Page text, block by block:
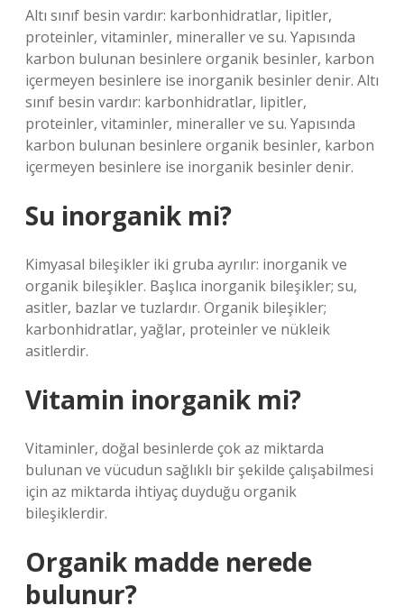
Altı sınıf besin vardır: karbonhidratlar, lipitler,
proteinler, vitaminler, mineraller ve su. Yapısında
karbon bulunan besinlere organik besinler, karbon
içermeyen besinlere ise inorganik besinler denir. Altı
sınıf besin vardır: karbonhidratlar, lipitler,
proteinler, vitaminler, mineraller ve su. Yapısında
karbon bulunan besinlere organik besinler, karbon
içermeyen besinlere ise inorganik besinler denir.
Su inorganik mi?
Kimyasal bileşikler iki gruba ayrılır: inorganik ve
organik bileşikler. Başlıca inorganik bileşikler; su,
asitler, bazlar ve tuzlardır. Organik bileşikler;
karbonhidratlar, yağlar, proteinler ve nükleik
asitlerdir.
Vitamin inorganik mi?
Vitaminler, doğal besinlerde çok az miktarda
bulunan ve vücudun sağlıklı bir şekilde çalışabilmesi
için az miktarda ihtiyaç duyduğu organik
bileşiklerdir.
Organik madde nerede
bulunur?